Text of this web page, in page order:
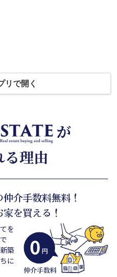
リで開く
を
築
に